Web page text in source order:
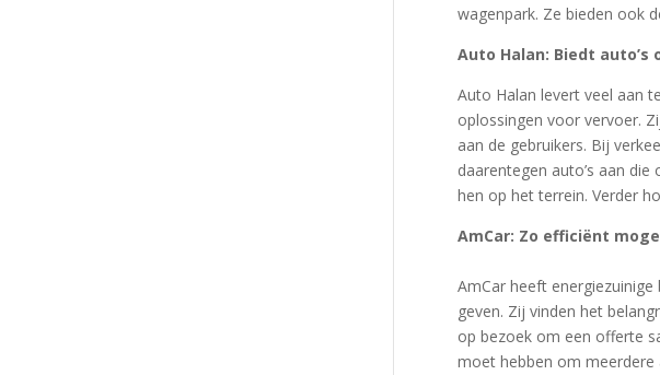
wagenpark. Ze bieden ook
Auto Halan: Biedt auto’s
Auto Halan levert veel aan
oplossingen voor vervoer.
aan de gebruikers. Bij
daarentegen auto’s aan
hen op het terrein. Verder
AmCar: Zo efficiënt
AmCar heeft
geven. Zij vinden het
op bezoek om een offerte
moet hebben om meerdere